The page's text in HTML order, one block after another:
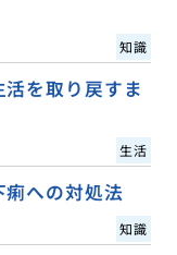
知識
を取り戻すま
生活
への対処法
知識